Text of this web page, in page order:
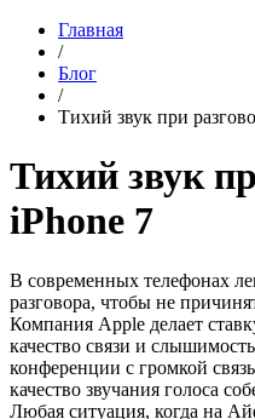
Главная
/
Блог
/
Тихий звук при
Тихий звук
iPhone 7
В современных телефонах
разговора, чтобы не
Компания Apple делает
качество связи и
конференции с громкой
качество звучания голоса
Любая ситуация, когда на